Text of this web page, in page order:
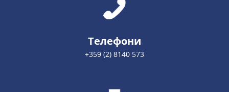
Телефони
+359 (2) 8140 573